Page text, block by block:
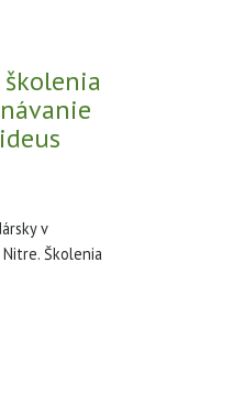
školenia
v
Školenia